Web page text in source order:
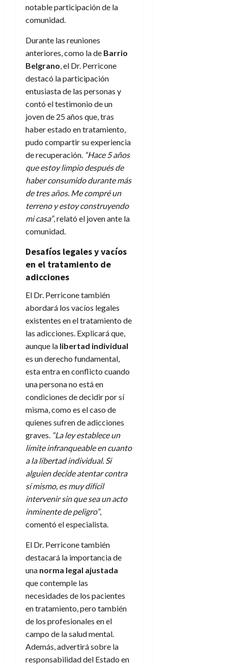
notable participación de la
comunidad.
Durante las reuniones
anteriores, como la de Barrio
Belgrano, el Dr. Perricone
destacó la participación
entusiasta de las personas y
contó el testimonio de un
joven de 25 años que, tras
haber estado en tratamiento,
pudo compartir su experiencia
de recuperación. “Hace 5 años
que estoy limpio después de
haber consumido durante más
de tres años. Me compré un
terreno y estoy construyendo
mi casa”, relató el joven ante la
comunidad.
Desafíos legales y vacíos
en el tratamiento de
adicciones
El Dr. Perricone también
abordará los vacíos legales
existentes en el tratamiento de
las adicciones. Explicará que,
aunque la libertad individual
es un derecho fundamental,
esta entra en conflicto cuando
una persona no está en
condiciones de decidir por sí
misma, como es el caso de
quienes sufren de adicciones
graves. “La ley establece un
límite infranqueable en cuanto
a la libertad individual. Si
alguien decide atentar contra
sí mismo, es muy difícil
intervenir sin que sea un acto
inminente de peligro”,
comentó el especialista.
El Dr. Perricone también
destacará la importancia de
una norma legal ajustada
que contemple las
necesidades de los pacientes
en tratamiento, pero también
de los profesionales en el
campo de la salud mental.
Además, advertirá sobre la
responsabilidad del Estado en